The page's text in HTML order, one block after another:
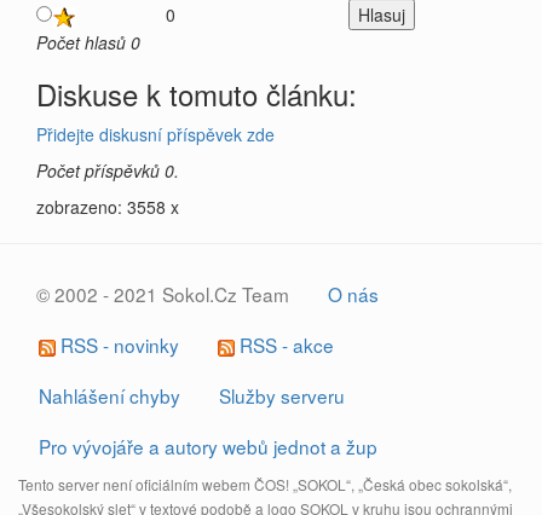
0
Počet hlasů 0
Diskuse k tomuto článku:
Přidejte diskusní příspěvek zde
Počet příspěvků 0.
zobrazeno: 3558 x
© 2002 - 2021 Sokol.Cz Team
O nás
RSS - novinky
RSS - akce
Nahlášení chyby
Služby serveru
Pro vývojáře a autory webů jednot a žup
Tento server není oficiálním webem ČOS! „SOKOL“, „Česká obec sokolská“,
„Všesokolský slet“ v textové podobě a logo SOKOL v kruhu jsou ochrannými